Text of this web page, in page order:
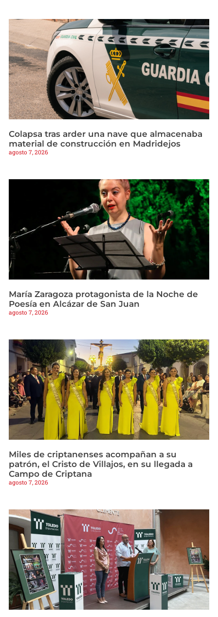
Colapsa tras arder una nave que almacenaba
material de construcción en Madridejos
agosto 7, 2026
María Zaragoza protagonista de la Noche de
Poesía en Alcázar de San Juan
agosto 7, 2026
Miles de criptanenses acompañan a su
patrón, el Cristo de Villajos, en su llegada a
Campo de Criptana
agosto 7, 2026